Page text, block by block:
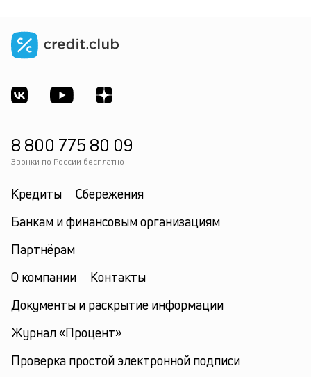
8 800 775 80 09
Звонки по России бесплатно
Кредиты
Сбережения
Банкам и финансовым организациям
Партнёрам
О компании
Контакты
Документы и раскрытие информации
Журнал «Процент»
Проверка простой электронной подписи